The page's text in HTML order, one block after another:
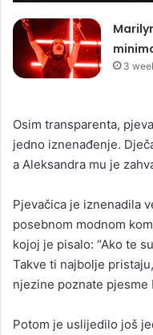
3
Osim transparenta,
jedno iznenađenje.
a Aleksandra mu je
Pjevačica je iznenadila
posebnom modnom
kojoj je pisalo: “Ako te
Takve ti najbolje
njezine poznate pjesme
Potom je uslijedilo još